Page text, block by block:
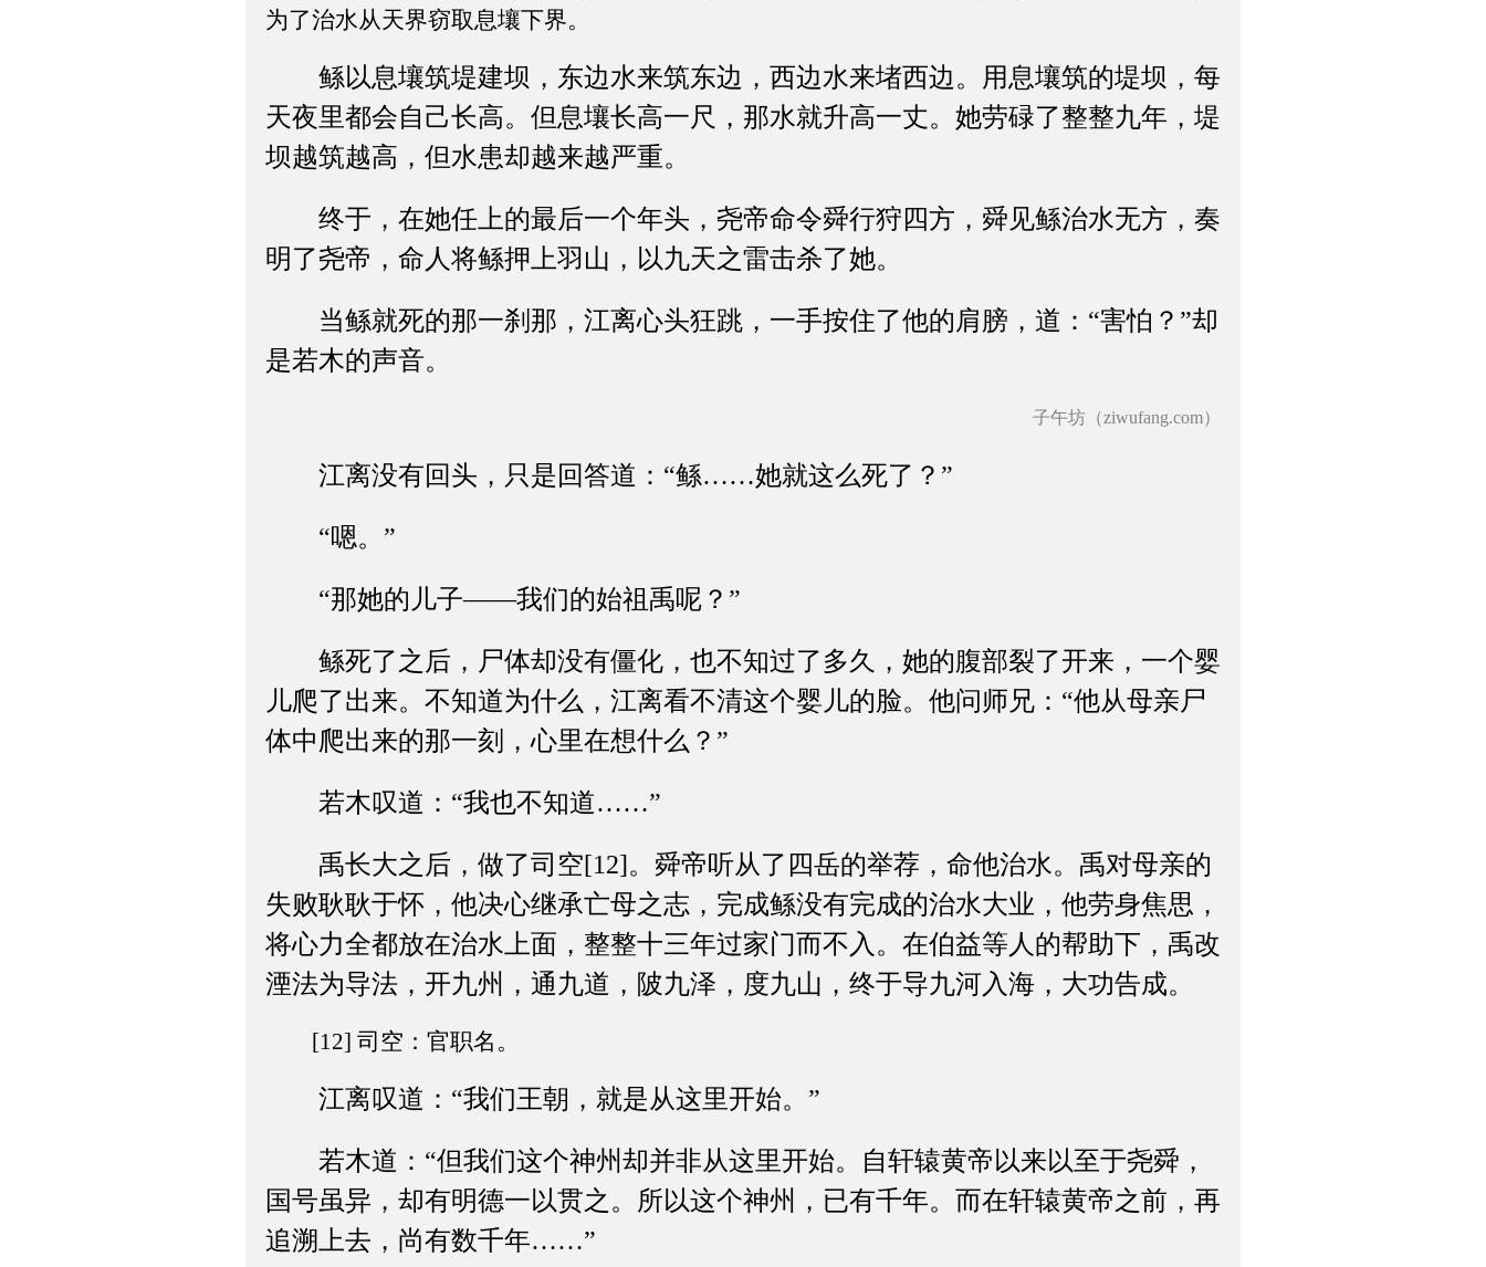
为了治水从天界窃取息壤下界。
鲧以息壤筑堤建坝，东边水来筑东边，西边水来堵西边。用息壤筑的堤坝，每
天夜里都会自己长高。但息壤长高一尺，那水就升高一丈。她劳碌了整整九年，堤
坝越筑越高，但水患却越来越严重。
终于，在她任上的最后一个年头，尧帝命令舜行狩四方，舜见鲧治水无方，奏
明了尧帝，命人将鲧押上羽山，以九天之雷击杀了她。
当鲧就死的那一刹那，江离心头狂跳，一手按住了他的肩膀，道：“害怕？”却
是若木的声音。
子午坊（ziwufang.com）
江离没有回头，只是回答道：“鲧……她就这么死了？”
“嗯。”
“那她的儿子——我们的始祖禹呢？”
鲧死了之后，尸体却没有僵化，也不知过了多久，她的腹部裂了开来，一个婴
儿爬了出来。不知道为什么，江离看不清这个婴儿的脸。他问师兄：“他从母亲尸
体中爬出来的那一刻，心里在想什么？”
若木叹道：“我也不知道……”
禹长大之后，做了司空[12]。舜帝听从了四岳的举荐，命他治水。禹对母亲的
失败耿耿于怀，他决心继承亡母之志，完成鲧没有完成的治水大业，他劳身焦思，
将心力全都放在治水上面，整整十三年过家门而不入。在伯益等人的帮助下，禹改
湮法为导法，开九州，通九道，陂九泽，度九山，终于导九河入海，大功告成。
[12] 司空：官职名。
江离叹道：“我们王朝，就是从这里开始。”
若木道：“但我们这个神州却并非从这里开始。自轩辕黄帝以来以至于尧舜，
国号虽异，却有明德一以贯之。所以这个神州，已有千年。而在轩辕黄帝之前，再
追溯上去，尚有数千年……”